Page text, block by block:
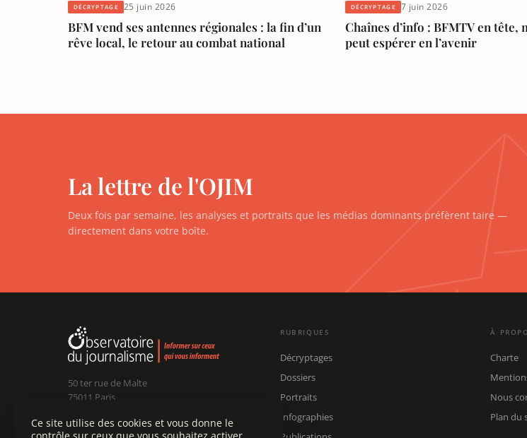
DÉCRYPTAGE 25 juin 2026
BFM vend ses antennes régionales : la fin d’un
rêve local, le retour au combat national
DÉCRYPTAGE 7 juin 2026
Chaînes d’info : BFMTV en tête,
peut espérer en l’avenir
La lettre de l'OJIM
Deux fois par semaine, les analyses et portraits que les médias dominants préfèrent taire —
directement dans votre boîte.
50 ter rue de Malte
75011 Paris
Président :Claude Chollet
RUBRIQUES
Décryptages
Dossiers
Portraits
Infographies
À
Charte
Nous
Plan du
Ce site utilise des cookies et vous donne le